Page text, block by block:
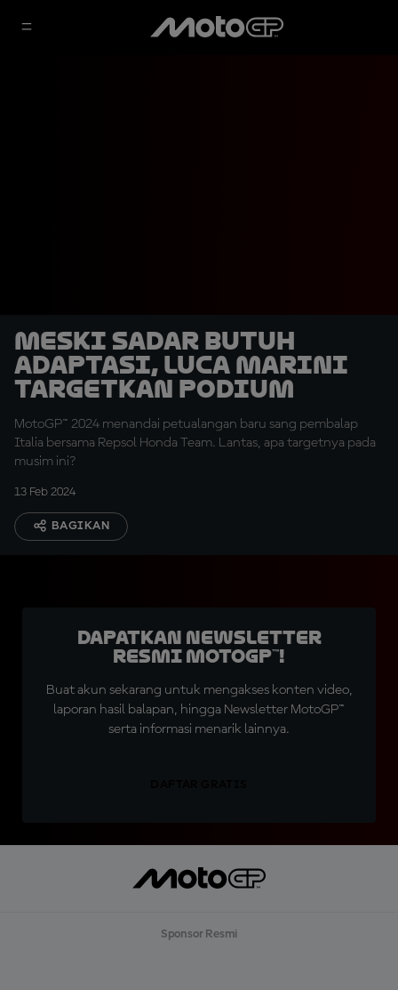
Meski Sadar Butuh
Adaptasi, Luca Marini
Targetkan Podium
MotoGP™ 2024 menandai petualangan baru sang pembalap
Italia bersama Repsol Honda Team. Lantas, apa targetnya pada
musim ini?
13 Feb 2024
BAGIKAN
Dapatkan Newsletter
Resmi MotoGP™!
Buat akun sekarang untuk mengakses konten video,
laporan hasil balapan, hingga Newsletter MotoGP™
serta informasi menarik lainnya.
Sponsor Resmi